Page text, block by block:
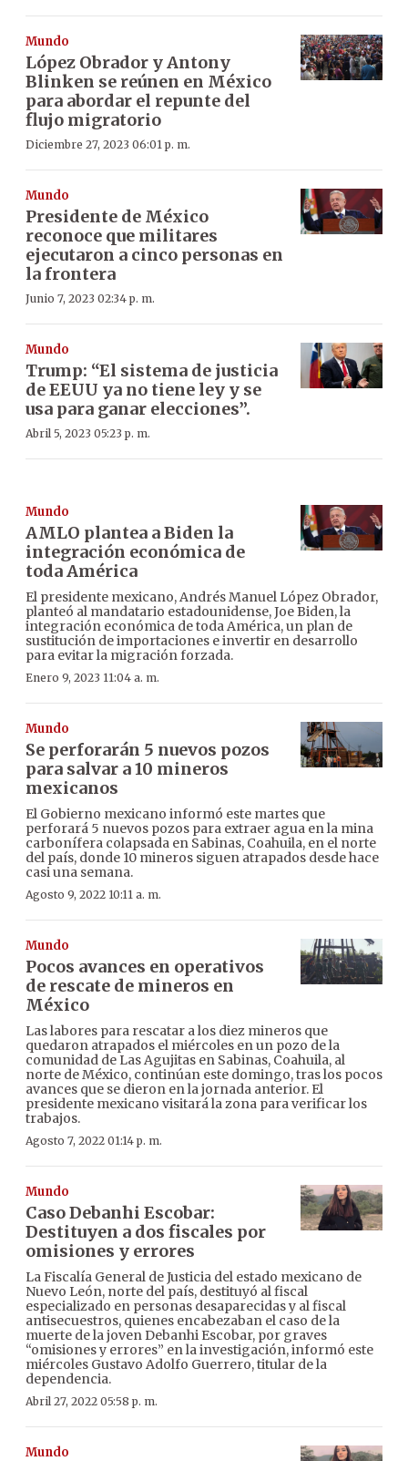
Mundo
López Obrador y Antony
Blinken se reúnen en México
para abordar el repunte del
flujo migratorio
Diciembre 27, 2023 06:01 p. m.
Mundo
Presidente de México
reconoce que militares
ejecutaron a cinco personas en
la frontera
Junio 7, 2023 02:34 p. m.
Mundo
Trump: “El sistema de justicia
de EEUU ya no tiene ley y se
usa para ganar elecciones”.
Abril 5, 2023 05:23 p. m.
Mundo
AMLO plantea a Biden la
integración económica de
toda América
El presidente mexicano, Andrés Manuel López Obrador,
planteó al mandatario estadounidense, Joe Biden, la
integración económica de toda América, un plan de
sustitución de importaciones e invertir en desarrollo
para evitar la migración forzada.
Enero 9, 2023 11:04 a. m.
Mundo
Se perforarán 5 nuevos pozos
para salvar a 10 mineros
mexicanos
El Gobierno mexicano informó este martes que
perforará 5 nuevos pozos para extraer agua en la mina
carbonífera colapsada en Sabinas, Coahuila, en el norte
del país, donde 10 mineros siguen atrapados desde hace
casi una semana.
Agosto 9, 2022 10:11 a. m.
Mundo
Pocos avances en operativos
de rescate de mineros en
México
Las labores para rescatar a los diez mineros que
quedaron atrapados el miércoles en un pozo de la
comunidad de Las Agujitas en Sabinas, Coahuila, al
norte de México, continúan este domingo, tras los pocos
avances que se dieron en la jornada anterior. El
presidente mexicano visitará la zona para verificar los
trabajos.
Agosto 7, 2022 01:14 p. m.
Mundo
Caso Debanhi Escobar:
Destituyen a dos fiscales por
omisiones y errores
La Fiscalía General de Justicia del estado mexicano de
Nuevo León, norte del país, destituyó al fiscal
especializado en personas desaparecidas y al fiscal
antisecuestros, quienes encabezaban el caso de la
muerte de la joven Debanhi Escobar, por graves
“omisiones y errores” en la investigación, informó este
miércoles Gustavo Adolfo Guerrero, titular de la
dependencia.
Abril 27, 2022 05:58 p. m.
Mundo